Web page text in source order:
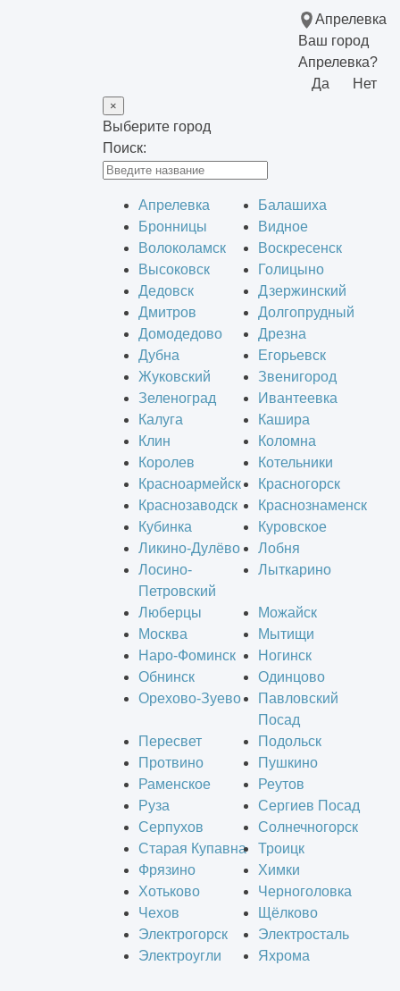
Апрелевка
Ваш город
Апрелевка?
Да
Нет
×
Выберите город
Поиск:
Апрелевка
Балашиха
Бронницы
Видное
Волоколамск
Воскресенск
Высоковск
Голицыно
Дедовск
Дзержинский
Дмитров
Долгопрудный
Домодедово
Дрезна
Дубна
Егорьевск
Жуковский
Звенигород
Зеленоград
Ивантеевка
Калуга
Кашира
Клин
Коломна
Королев
Котельники
Красноармейск
Красногорск
Краснозаводск
Краснознаменск
Кубинка
Куровское
Ликино-Дулёво
Лобня
Лосино-
Петровский
Лыткарино
Люберцы
Можайск
Москва
Мытищи
Наро-Фоминск
Ногинск
Обнинск
Одинцово
Орехово-Зуево
Павловский
Посад
Пересвет
Подольск
Протвино
Пушкино
Раменское
Реутов
Руза
Сергиев Посад
Серпухов
Солнечногорск
Старая Купавна
Троицк
Фрязино
Химки
Хотьково
Черноголовка
Чехов
Щёлково
Электрогорск
Электросталь
Электроугли
Яхрома